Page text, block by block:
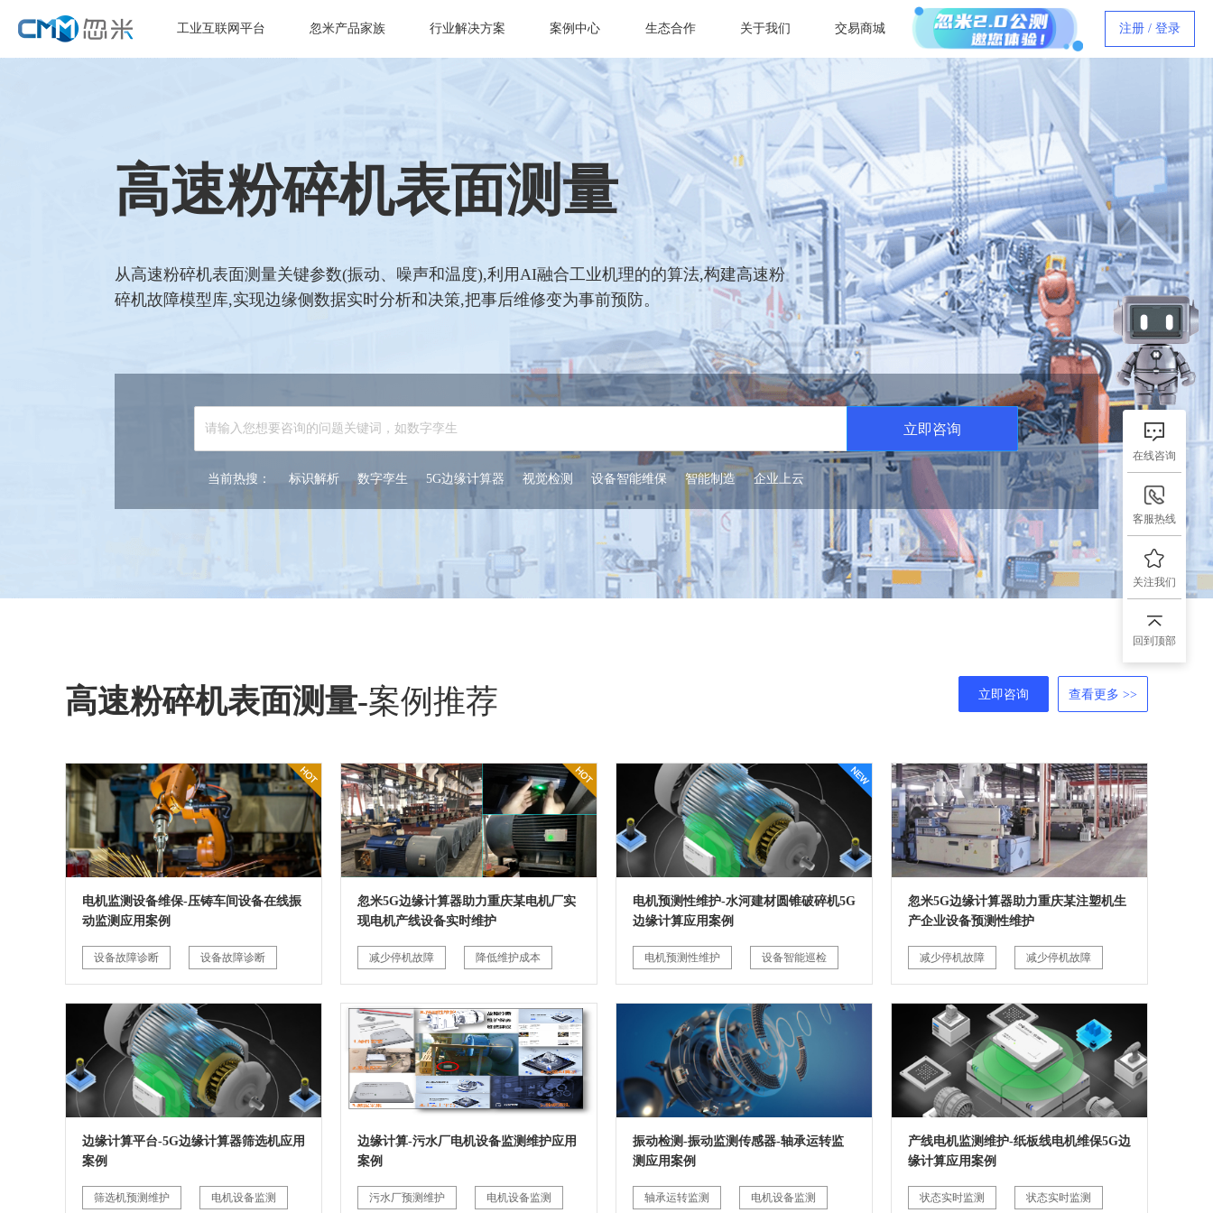
工业互联网平台 忽米产品家族 行业解决方案 案例中心 生态合作 关于我们 交易商城 注册 / 登录
高速粉碎机表面测量
从高速粉碎机表面测量关键参数(振动、噪声和温度),利用AI融合工业机理的的算法,构建高速粉
碎机故障模型库,实现边缘侧数据实时分析和决策,把事后维修变为事前预防。
立即咨询
当前热搜： 标识解析 数字孪生 5G边缘计算器 视觉检测 设备智能维保 智能制造 企业上云
高速粉碎机表面测量-案例推荐 立即咨询 查看更多 >>
电机监测设备维保-压铸车间设备在线振
动监测应用案例
设备故障诊断 设备故障诊断
忽米5G边缘计算器助力重庆某电机厂实
现电机产线设备实时维护
减少停机故障 降低维护成本
电机预测性维护-水河建材圆锥破碎机5G
边缘计算应用案例
电机预测性维护 设备智能巡检
忽米5G边缘计算器助力重庆某注塑机生
产企业设备预测性维护
减少停机故障 减少停机故障
边缘计算平台-5G边缘计算器筛选机应用
案例
筛选机预测维护 电机设备监测
边缘计算-污水厂电机设备监测维护应用
案例
污水厂预测维护 电机设备监测
振动检测-振动监测传感器-轴承运转监
测应用案例
轴承运转监测 电机设备监测
产线电机监测维护-纸板线电机维保5G边
缘计算应用案例
状态实时监测 状态实时监测
在线咨询
客服热线
关注我们
回到顶部